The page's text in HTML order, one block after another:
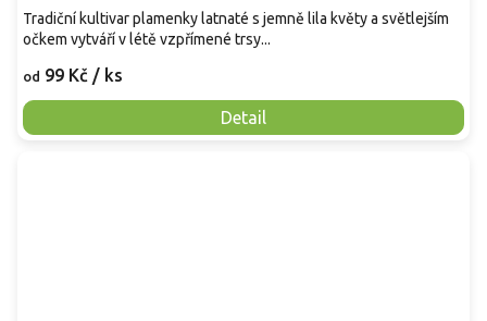
od 99 Kč / ks
Detail
Tradiční kultivar plamenky latnaté s jemně lila květy a světlejším
očkem vytváří v létě vzpřímené trsy...